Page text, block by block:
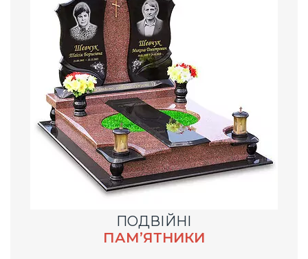
ПОДВІЙНІ
ПАМ’ЯТНИКИ